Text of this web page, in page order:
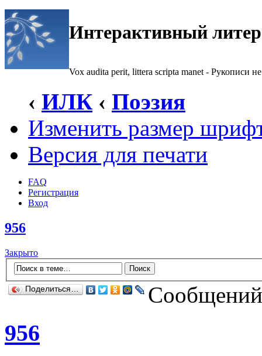
Интерактивный
Vox audita perit, littera scripta manet - Рукописи не
‹ ИЛК ‹ Поэзия
Изменить размер
Версия для печати
FAQ
Регистрация
Вход
956
Закрыто
Поделиться…
956